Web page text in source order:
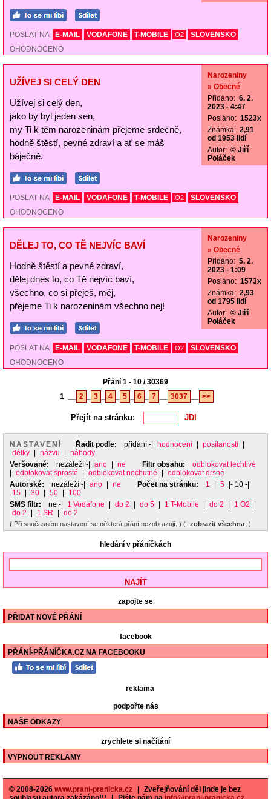
POSLAT NA E-MAIL VODAFONE T-MOBILE O2
SLOVENSKO
OHODNOCENO
UŽÍVEJ SI CELÝ DEN
Užívej si celý den,
jako by byl jeden sen,
my Ti k těm narozeninám přejeme srdečně,
hodně štěstí, pevné zdraví a ať se máš
báječně.
Narozeniny
» Obecné
Přidáno: 6. 2.
2023 - 4:47
Posláno: 1523x
Známka: 2,91
od 1953 lidí
Autor: © Jiří
Poláček
POSLAT NA E-MAIL VODAFONE T-MOBILE O2
SLOVENSKO
OHODNOCENO
DĚLEJ TO, CO TĚ NEJVÍC BAVÍ
Hodně štěstí a pevné zdraví,
dělej dnes to, co Tě nejvíc baví,
všechno, co si přeješ, měj,
přejeme Ti k narozeninám všechno nej!
Narozeniny
» Obecné
Přidáno: 5. 2.
2023 - 1:09
Posláno: 1573x
Známka: 2,93
od 1795 lidí
Autor: © Jiří
Poláček
POSLAT NA E-MAIL VODAFONE T-MOBILE O2
SLOVENSKO
OHODNOCENO
Přání 1 - 10 / 30369
1
2 3 4 5 6 7 3037 >>
Přejít na stránku:
NASTAVENÍ Řadit podle: přidání -| hodnocení posílanosti
délky
názvu
náhody
Veršované:
nezáleží -| ano ne Filtr obsahu:
odblokovat lechtivé
odblokovat sprosté odblokovat nechutné
odblokovat drsné
Autorské:
nezáleží -| ano ne Počet na stránku: 1 5
|- 10 -|
15
30 50
100
SMS filtr:
ne -| 1 Vodafone do 2 do 5 1 T-Mobile do 2 1 O2
do 2
1 SR do 2
( Při současném nastavení se některá přání nezobrazují. ) ( zobrazit všechna )
hledání v přáníčkách
zapojte se
PŘIDAT NOVÉ PŘÁNÍ
facebook
PŘÁNÍ-PŘÁNÍČKA.CZ NA FACEBOOKU
reklama
podpořte nás
NAŠE ODKAZY
zrychlete si načítání
VYPNOUT REKLAMY
© 2008-2026 www.prani-pranicka.cz
Zveřejňování děl jinde je bez